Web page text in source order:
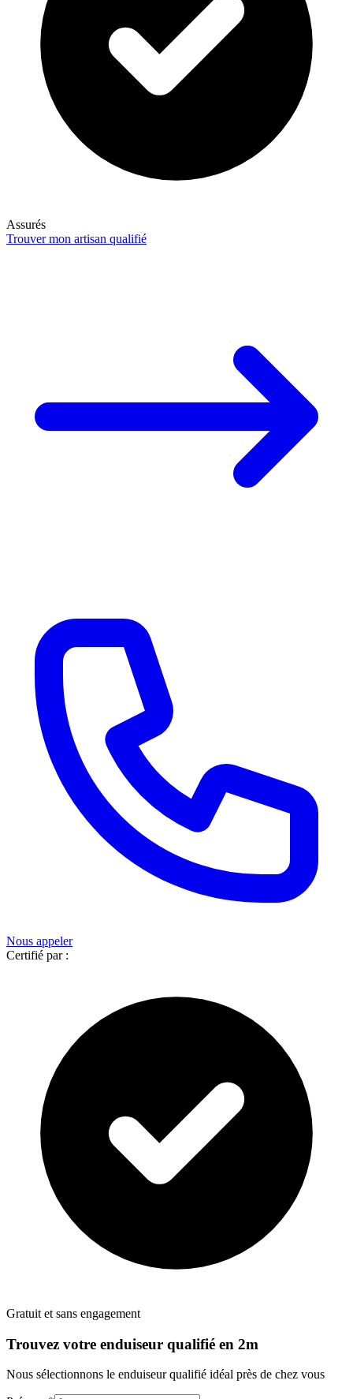
Assurés
Trouver mon artisan qualifié
Nous appeler
Certifié par :
Gratuit et sans engagement
Trouvez votre enduiseur qualifié en 2m
Nous sélectionnons le enduiseurqualifié idéal près de chez vous